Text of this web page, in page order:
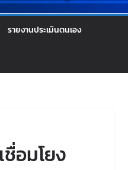
รายงานประเมินตนเอง
อมโยง